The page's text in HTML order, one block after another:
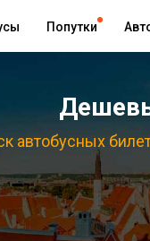
Попутки
автобусных